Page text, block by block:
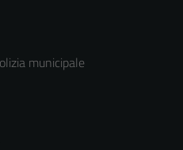
municipale